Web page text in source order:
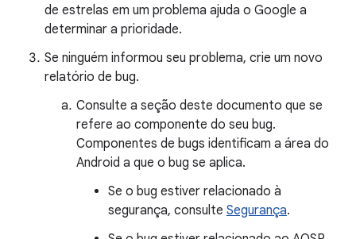
de estrelas em um problema ajuda o Google a
determinar a prioridade.
Se ninguém informou seu problema, crie um novo
relatório de bug.
Consulte a seção deste documento que se
refere ao componente do seu bug.
Componentes de bugs identificam a área do
Android a que o bug se aplica.
Se o bug estiver relacionado à
segurança, consulte Segurança.